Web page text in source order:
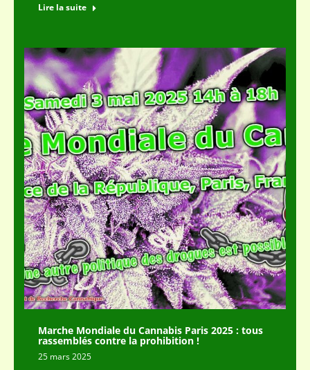
Lire la suite
Marche Mondiale du Cannabis Paris 2025 : tous
rassemblés contre la prohibition !
25 mars 2025